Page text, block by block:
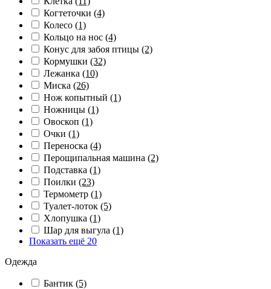
Когтеточки (4)
Колесо (1)
Кольцо на нос (4)
Конус для забоя птицы (2)
Кормушки (32)
Лежанка (10)
Миска (26)
Нож копытный (1)
Ножницы (1)
Овоскоп (1)
Очки (1)
Переноска (4)
Перощипальная машина (2)
Подставка (1)
Поилки (23)
Термометр (1)
Туалет-лоток (5)
Хлопушка (1)
Шар для выгула (1)
Показать ещё 20
Одежда
Бантик (5)